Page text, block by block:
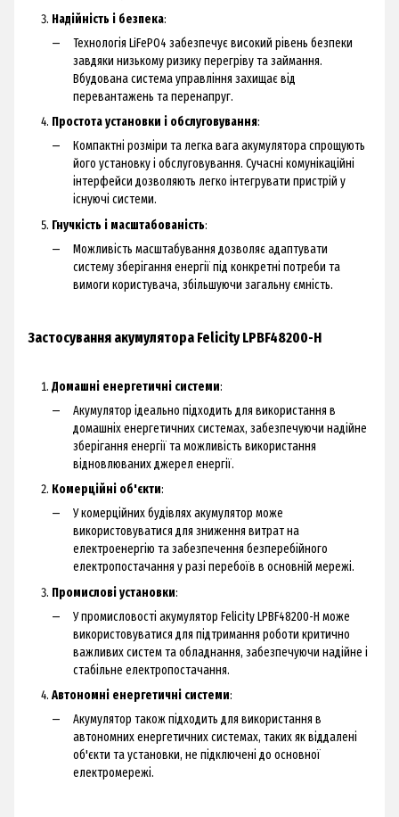
Надійність і безпека:
Технологія LiFePO4 забезпечує високий рівень безпеки
завдяки низькому ризику перегріву та займання.
Вбудована система управління захищає від
перевантажень та перенапруг.
Простота установки і обслуговування:
Компактні розміри та легка вага акумулятора спрощують
його установку і обслуговування. Сучасні комунікаційні
інтерфейси дозволяють легко інтегрувати пристрій у
існуючі системи.
Гнучкість і масштабованість:
Можливість масштабування дозволяє адаптувати
систему зберігання енергії під конкретні потреби та
вимоги користувача, збільшуючи загальну ємність.
Застосування акумулятора Felicity LPBF48200-H
Домашні енергетичні системи:
Акумулятор ідеально підходить для використання в
домашніх енергетичних системах, забезпечуючи надійне
зберігання енергії та можливість використання
відновлюваних джерел енергії.
Комерційні об'єкти:
У комерційних будівлях акумулятор може
використовуватися для зниження витрат на
електроенергію та забезпечення безперебійного
електропостачання у разі перебоїв в основній мережі.
Промислові установки:
У промисловості акумулятор Felicity LPBF48200-H може
використовуватися для підтримання роботи критично
важливих систем та обладнання, забезпечуючи надійне і
стабільне електропостачання.
Автономні енергетичні системи:
Акумулятор також підходить для використання в
автономних енергетичних системах, таких як віддалені
об'єкти та установки, не підключені до основної
електромережі.